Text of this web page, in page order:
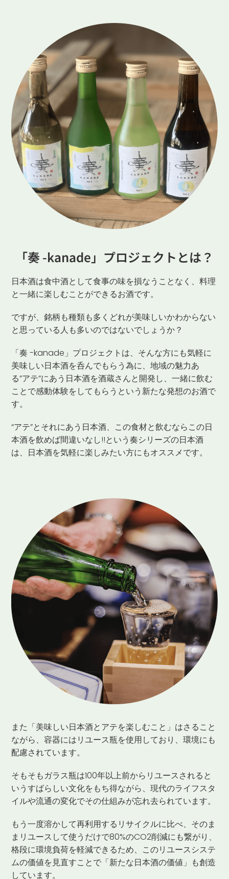
「奏 -kanade」プロジェクトとは？
日本酒は食中酒として食事の味を損なうことなく、料理
と一緒に楽しむことができるお酒です。
ですが、銘柄も種類も多くどれが美味しいかわからない
と思っている人も多いのではないでしょうか？
「奏 -kanade」プロジェクトは、そんな方にも気軽に
美味しい日本酒を呑んでもらう為に、地域の魅力あ
る”アテ”にあう日本酒を酒蔵さんと開発し、一緒に飲む
ことで感動体験をしてもらうという新たな発想のお酒で
す。
“アテ”とそれにあう日本酒、この食材と飲むならこの日
本酒を飲めば間違いなし!!という奏シリーズの日本酒
は、日本酒を気軽に楽しみたい方にもオススメです。
また「美味しい日本酒とアテを楽しむこと」はさること
ながら、容器にはリユース瓶を使用しており、環境にも
配慮されています。
そもそもガラス瓶は100年以上前からリユースされると
いうすばらしい文化をもち得ながら、現代のライフスタ
イルや流通の変化でその仕組みが忘れ去られています。
もう一度溶かして再利用するリサイクルに比べ、そのま
まリユースして使うだけで80%のCO2削減にも繋がり、
格段に環境負荷を軽減できるため、このリユースシステ
ムの価値を見直すことで「新たな日本酒の価値」も創造
しています。